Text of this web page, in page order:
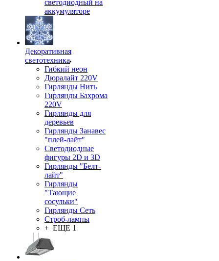
светодиодный на
аккумуляторе
Декоративная
светотехника
Гибкий неон
Дюралайт 220V
Гирлянды Нить
Гирлянды Бахрома
220V
Гирлянды для
деревьев
Гирлянды Занавес
"плей-лайт"
Светодиодные
фигуры 2D и 3D
Гирлянды "Белт-
лайт"
Гирлянды
"Тающие
сосульки"
Гирлянды Сеть
Строб-лампы
+ ЕЩЕ 1